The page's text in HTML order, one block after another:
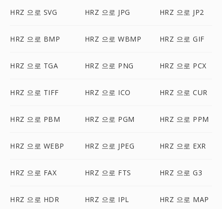
HRZ 으로 SVG HRZ 으로 JPG HRZ 으로 JP2
HRZ 으로 BMP HRZ 으로 WBMP HRZ 으로 GIF
HRZ 으로 TGA HRZ 으로 PNG HRZ 으로 PCX
HRZ 으로 TIFF HRZ 으로 ICO HRZ 으로 CUR
HRZ 으로 PBM HRZ 으로 PGM HRZ 으로 PPM
HRZ 으로 WEBP HRZ 으로 JPEG HRZ 으로 EXR
HRZ 으로 FAX HRZ 으로 FTS HRZ 으로 G3
HRZ 으로 HDR HRZ 으로 IPL HRZ 으로 MAP